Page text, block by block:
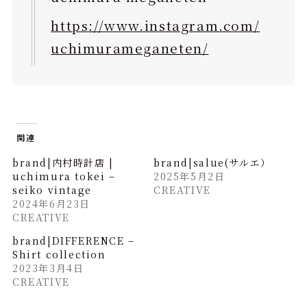
https://www.instagram.com/
uchimurameganeten/
関連
brand|内村時計店 |
uchimura tokei –
seiko vintage
2024年6月23日
CREATIVE
brand|salue(サルエ）
2025年5月2日
CREATIVE
brand|DIFFERENCE –
Shirt collection
2023年3月4日
CREATIVE